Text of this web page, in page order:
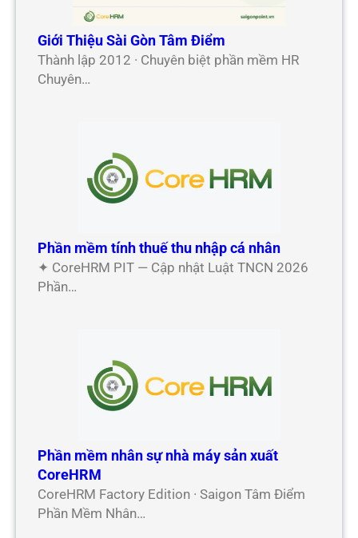
Giới Thiệu Sài Gòn Tâm Điểm
Thành lập 2012 · Chuyên biệt phần mềm HR
Chuyên…
Phần mềm tính thuế thu nhập cá nhân
✦ CoreHRM PIT — Cập nhật Luật TNCN 2026
Phần…
Phần mềm nhân sự nhà máy sản xuất
CoreHRM
CoreHRM Factory Edition · Saigon Tâm Điểm
Phần Mềm Nhân…